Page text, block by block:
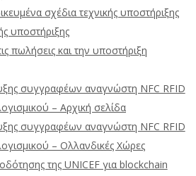
σχέδια τεχνικής υποστήριξης
υποστήριξης
πωλήσεις και την υποστήριξη
συγγραφέων αναγνώστη NFC RFID
– Αρχική σελίδα
συγγραφέων αναγνώστη NFC RFID
– Ολλανδικές Χώρες
της UNICEF για blockchain